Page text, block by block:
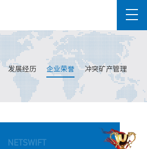
发展经历 企业荣誉 冲突矿产管理